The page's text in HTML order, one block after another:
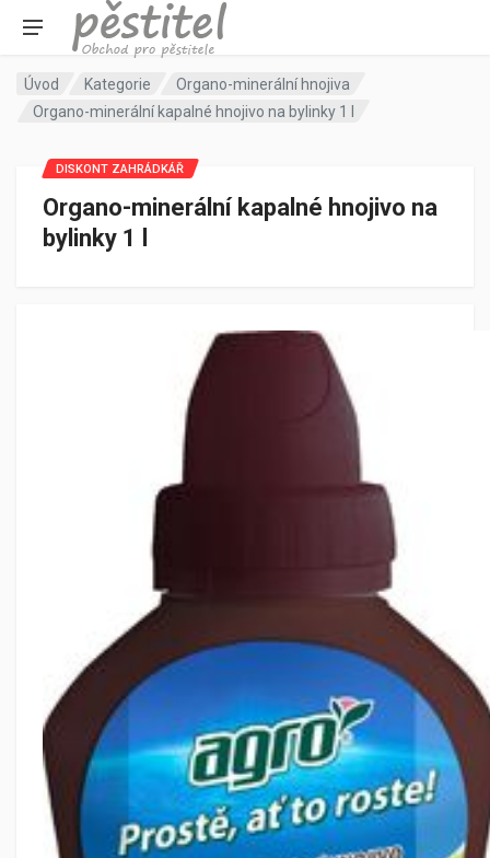
Úvod Kategorie
Organo-minerální hnojiva
Organo-minerální kapalné hnojivo na bylinky 1 l
Organo-minerální kapalné hnojivo na
bylinky 1 l
DISKONT ZAHRÁDKÁŘ